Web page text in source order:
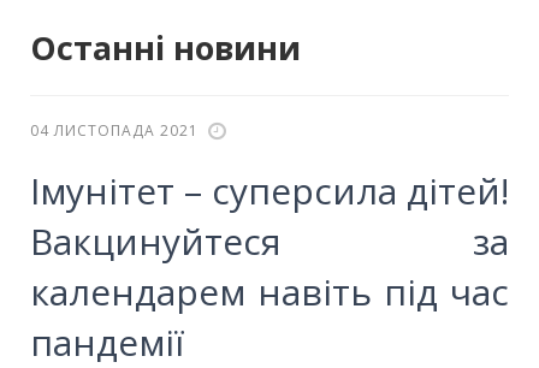
Останні новини
04 ЛИСТОПАДА 2021
Імунітет – суперсила дітей!
Вакцинуйтеся за
календарем навіть під час
пандемії